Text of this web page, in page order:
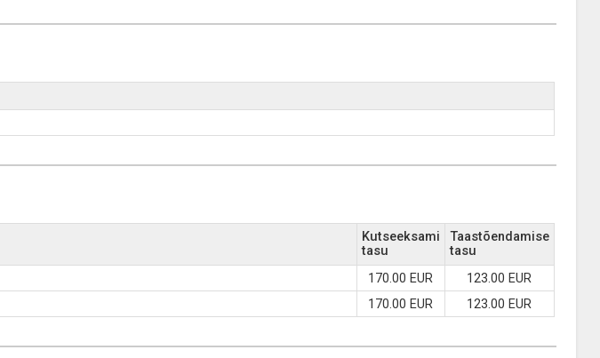
Kutseeksami
tasu
Taastõendamise
tasu
170.00 EUR
123.00 EUR
170.00 EUR 123.00 EUR